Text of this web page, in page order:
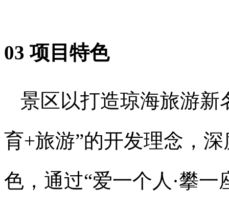
03 项目特色
景区以打造琼海旅游新
育+旅游”的开发理念，
色，通过“爱一个人·攀一